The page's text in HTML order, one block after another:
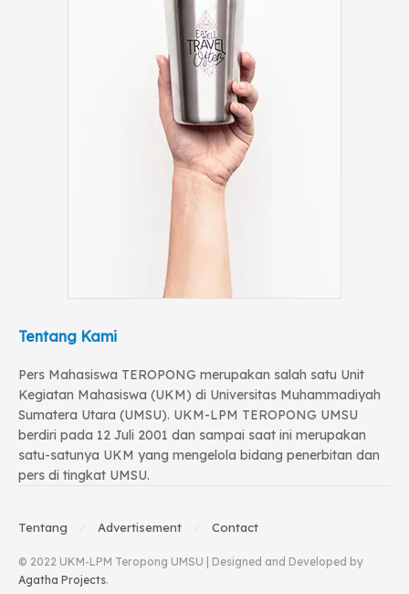
Tentang Kami
Pers Mahasiswa TEROPONG merupakan salah satu Unit
Kegiatan Mahasiswa (UKM) di Universitas Muhammadiyah
Sumatera Utara (UMSU). UKM-LPM TEROPONG UMSU
berdiri pada 12 Juli 2001 dan sampai saat ini merupakan
satu-satunya UKM yang mengelola bidang penerbitan dan
pers di tingkat UMSU.
Tentang Advertisement Contact
© 2022 UKM-LPM Teropong UMSU | Designed and Developed by
Agatha Projects.